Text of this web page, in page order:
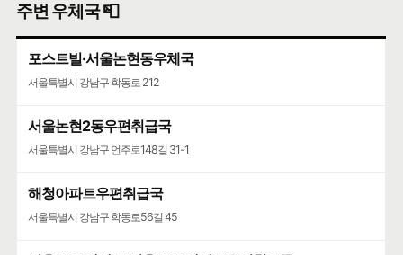
주변 우체국 📮
포스트빌·서울논현동우체국
서울특별시 강남구 학동로 212
서울논현2동우편취급국
서울특별시 강남구 언주로148길 31-1
해청아파트우편취급국
서울특별시 강남구 학동로56길 45